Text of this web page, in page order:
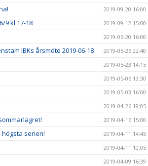
2019-09-20 16:00
9 kl 17-18 2019-09-12 15:00
2019-06-20 16:00
IBKs årsmöte 2019-06-18 2019-05-26 22:40
2019-05-23 14:15
2019-05-06 13:30
2019-05-03 16:00
2019-04-26 19:05
2019-04-16 15:00
högsta serien! 2019-04-11 14:45
2019-04-11 10:05
2019-04-09 16:39